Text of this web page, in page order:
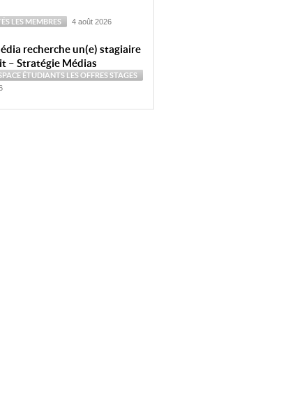
LES MEMBRES 4 août 2026
recherche un(e) stagiaire
– Stratégie Médias
ÉTUDIANTS LES OFFRESSTAGES